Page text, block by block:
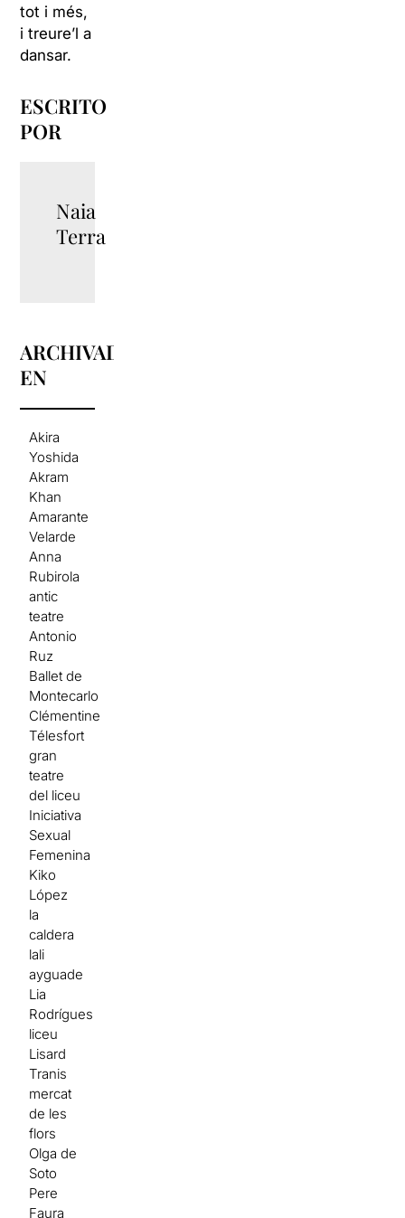
tot i més,
i treure’l a
dansar.
ESCRITO
POR
Naia
Terra
ARCHIVADO
EN
Akira
Yoshida
Akram
Khan
Amarante
Velarde
Anna
Rubirola
antic
teatre
Antonio
Ruz
Ballet de
Montecarlo
Clémentine
Télesfort
gran
teatre
del liceu
Iniciativa
Sexual
Femenina
Kiko
López
la
caldera
lali
ayguade
Lia
Rodrígues
liceu
Lisard
Tranis
mercat
de les
flors
Olga de
Soto
Pere
Faura